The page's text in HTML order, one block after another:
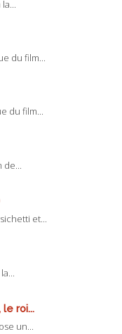
du film...
du film...
de...
et...
le roi...
un...